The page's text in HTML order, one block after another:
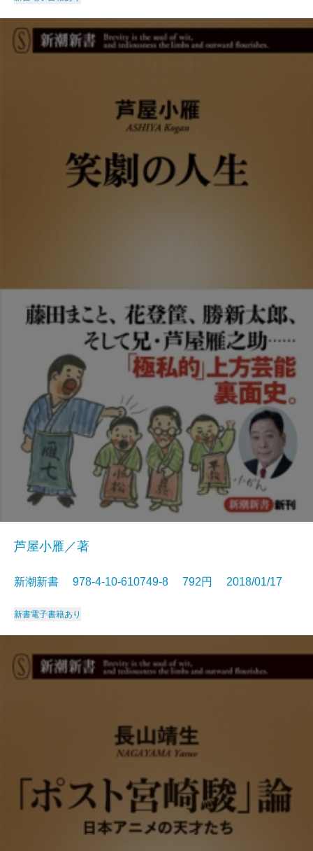
芦屋小雁／著
新潮新書 978-4-10-610749-8 792円 2018/01/17
新書電子書籍あり